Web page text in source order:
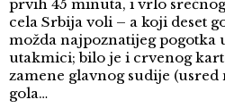
prvih 45 minuta, i vrlo
cela Srbija voli – a koji deset
možda najpoznatijeg pogotka
utakmici; bilo je i crvenog
zamene glavnog sudije (usred
gola…